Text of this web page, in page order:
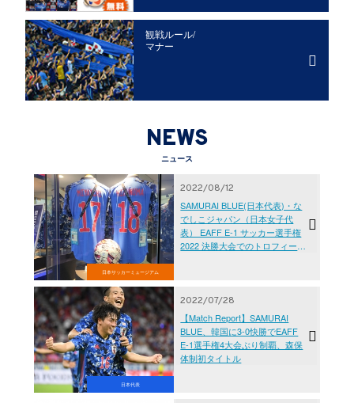
観戦ルール/
マナー
NEWS
ニュース
日本サッカーミュージアム
2022/08/12
SAMURAI BLUE(日本代表)・な
でしこジャパン（日本女子代
表） EAFF E-1 サッカー選手権
2022 決勝大会でのトロフィーな
日本代表
2022/07/28
【Match Report】SAMURAI
BLUE、韓国に3-0快勝でEAFF
E-1選手権4大会ぶり制覇、森保
体制初タイトル